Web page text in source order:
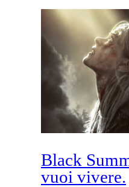
Black
vuoi vivere.